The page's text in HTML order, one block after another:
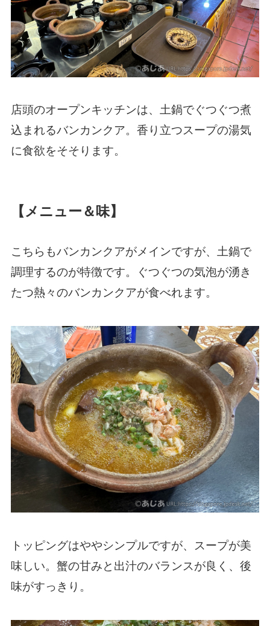
店頭のオープンキッチンは、土鍋でぐつぐつ煮
込まれるバンカンクア。香り立つスープの湯気
に食欲をそそります。
【メニュー＆味】
こちらもバンカンクアがメインですが、土鍋で
調理するのが特徴です。ぐつぐつの気泡が湧き
たつ熱々のバンカンクアが食べれます。
トッピングはややシンプルですが、スープが美
味しい。蟹の甘みと出汁のバランスが良く、後
味がすっきり。